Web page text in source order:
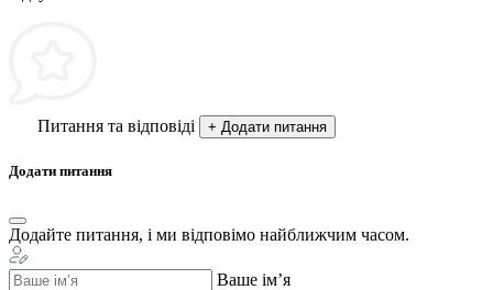
Питання та відповіді + Додати питання
Додати питання
Додайте питання, і ми відповімо найближчим часом.
Ваше ім’я